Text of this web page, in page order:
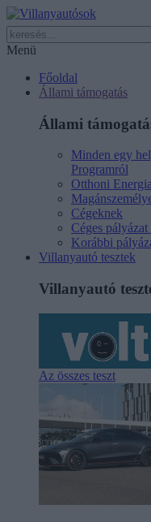
Menü
Főoldal
Állami támogatás
Állami
Minden egy
Programról
Otthoni
Cégeknek
Céges
Korábbi
Villanyautó tesztek
Villanyautó
Az összes teszt